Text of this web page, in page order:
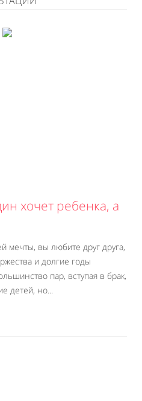
хочет ребенка, а
мечты, вы любите друг друга,
и долгие годы
пар, вступая в брак,
детей, но...